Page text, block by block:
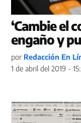
‘Cambie el
engaño y
por Redacción En
1 de abril del 2019 -